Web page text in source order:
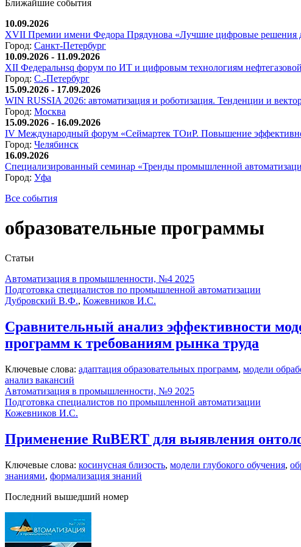
Ближайшие события
10.09.2026
XVII Премии имени Федора Прядунова «Лучшие цифровые решения
Город: Санкт-Петербург
10.09.2026 - 11.09.2026
XII Федеральнsq форум по ИТ и цифровым технологиям
Город: С.-Петербург
15.09.2026 - 17.09.2026
WIN RUSSIA 2026: автоматизация и роботизация. Тенденции и
Город: Москва
15.09.2026 - 16.09.2026
IV Международный форум «Сеймартек ТОиР. Повышение
Город: Челябинск
16.09.2026
Специализированный семинар «Тренды промышленной
Город: Уфа
Все события
образовательные программы
Статьи
Автоматизация в промышленности, №4 2025
Подготовка специалистов по промышленной автоматизации
Дубровский В.Ф., Кожевников И.С.
Сравнительный анализ эффективности
программ к требованиям рынка труда
Ключевые слова: адаптация образовательных программ, модели
анализ вакансий
Автоматизация в промышленности, №9 2025
Подготовка специалистов по промышленной автоматизации
Кожевников И.С.
Применение RuBERT для выявления
Ключевые слова: косинусная близость, модели глубокого обучения,
знаниями, формализация знаний
Последний вышедший номер